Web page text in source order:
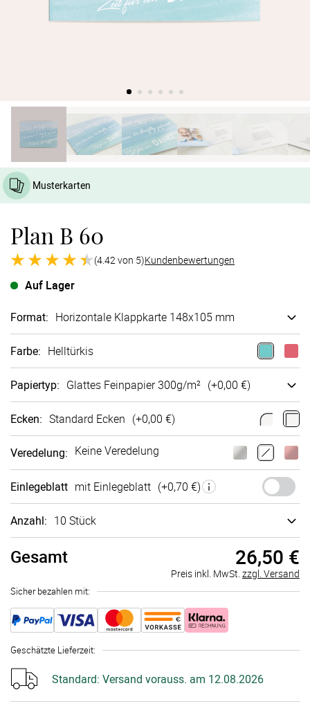
Musterkarten
Plan B 60
(4.42 von 5)Kundenbewertungen
Auf Lager
Format: Ho­ri­zon­tale Klappkarte 148x105 mm
Farbe: Helltürkis
Papiertyp: Glattes Fein­papier 300g/m² (+0,00 €)
Ecken: Standard Ecken (+0,00 €)
Veredelung: Keine Veredelung
Einlegeblatt mit Einlegeblatt (+0,70 €)
Anzahl: 10 Stück
Gesamt 26,50 €
Preis inkl. MwSt. zzgl. Versand
Sicher bezahlen mit:
Geschätzte Lieferzeit:
Standard: Versand vorauss. am 12.08.2026